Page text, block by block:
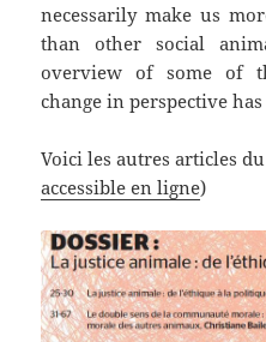
necessarily make us
than other social
overview of some of
change in perspective
Voici les autres articles
accessible en ligne)